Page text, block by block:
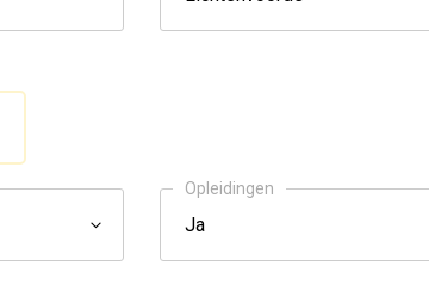
Opleidingen